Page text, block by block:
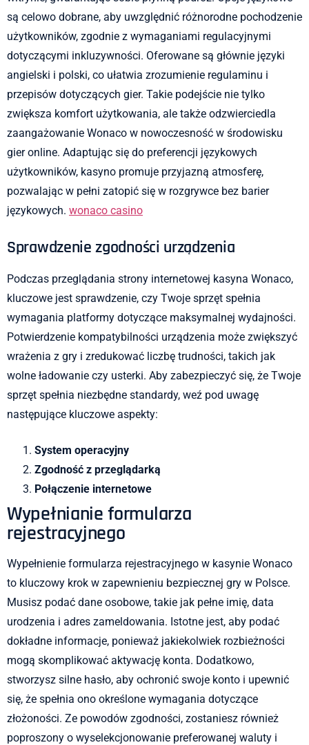
są celowo dobrane, aby uwzględnić różnorodne pochodzenie
użytkowników, zgodnie z wymaganiami regulacyjnymi
dotyczącymi inkluzywności. Oferowane są głównie języki
angielski i polski, co ułatwia zrozumienie regulaminu i
przepisów dotyczących gier. Takie podejście nie tylko
zwiększa komfort użytkowania, ale także odzwierciedla
zaangażowanie Wonaco w nowoczesność w środowisku
gier online. Adaptując się do preferencji językowych
użytkowników, kasyno promuje przyjazną atmosferę,
pozwalając w pełni zatopić się w rozgrywce bez barier
językowych. wonaco casino
Sprawdzenie zgodności urządzenia
Podczas przeglądania strony internetowej kasyna Wonaco,
kluczowe jest sprawdzenie, czy Twoje sprzęt spełnia
wymagania platformy dotyczące maksymalnej wydajności.
Potwierdzenie kompatybilności urządzenia może zwiększyć
wrażenia z gry i zredukować liczbę trudności, takich jak
wolne ładowanie czy usterki. Aby zabezpieczyć się, że Twoje
sprzęt spełnia niezbędne standardy, weź pod uwagę
następujące kluczowe aspekty:
System operacyjny
Zgodność z przeglądarką
Połączenie internetowe
Wypełnianie formularza
rejestracyjnego
Wypełnienie formularza rejestracyjnego w kasynie Wonaco
to kluczowy krok w zapewnieniu bezpiecznej gry w Polsce.
Musisz podać dane osobowe, takie jak pełne imię, data
urodzenia i adres zameldowania. Istotne jest, aby podać
dokładne informacje, ponieważ jakiekolwiek rozbieżności
mogą skomplikować aktywację konta. Dodatkowo,
stworzysz silne hasło, aby ochronić swoje konto i upewnić
się, że spełnia ono określone wymagania dotyczące
złożoności. Ze powodów zgodności, zostaniesz również
poproszony o wyselekcjonowanie preferowanej waluty i